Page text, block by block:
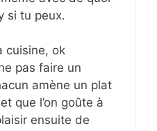
si tu peux.
cuisine, ok
pas faire un
amène un plat
que l’on goûte à
ensuite de